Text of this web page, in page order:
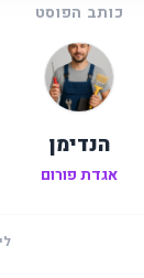
כותב הפוסט
הנדימן
אגדת פורום